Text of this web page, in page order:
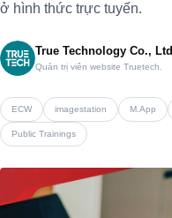
ở hình thức trực tuyến.
True Technology Co., Ltd
Quản trị viên website Truetech.
ECW imagestation M.App
Public Trainings